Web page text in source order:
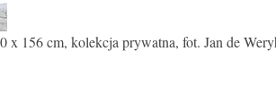
156 cm, kolekcja prywatna, fot. Jan de